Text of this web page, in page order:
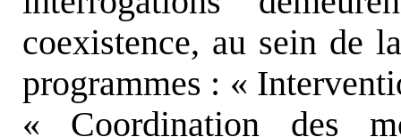
coexistence, au sein de
programmes : «
« Coordination des